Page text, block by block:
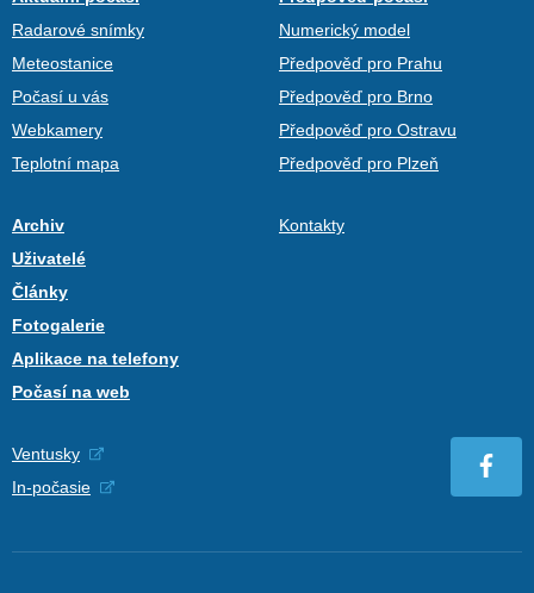
Radarové snímky
Meteostanice
Počasí u vás
Webkamery
Teplotní mapa
Numerický model
Předpověď pro Prahu
Předpověď pro Brno
Předpověď pro Ostravu
Předpověď pro Plzeň
Archiv
Uživatelé
Články
Fotogalerie
Aplikace na telefony
Počasí na web
Kontakty
Ventusky
In-počasie